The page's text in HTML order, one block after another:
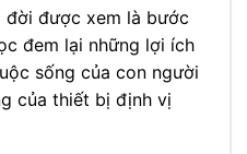
đời được xem là bước
đem lại những lợi ích
sống của con người
của thiết bị định vị